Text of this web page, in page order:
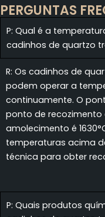
PERGUNTAS
P: Qual é a
cadinhos de quartzo
R: Os cadinhos de
podem operar a
continuamente. O
ponto de recozimento
amolecimento é
temperaturas acima
técnica para obter
P: Quais produtos